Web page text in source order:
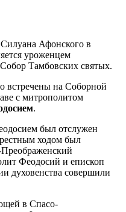
Афонского в
уроженцем
Тамбовских святых.
встречены на Соборной
с митрополитом
.
был отслужен
ходом был
Преображенский
Феодосий и епископ
духовенства совершили
в Спасо-